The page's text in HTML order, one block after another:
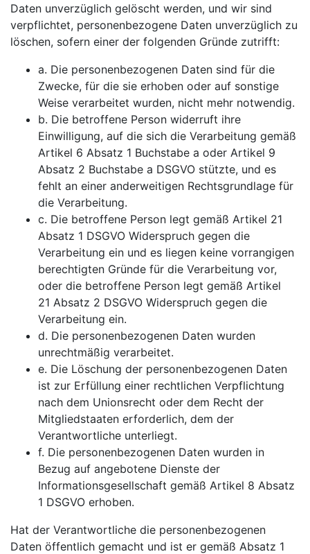
Daten unverzüglich gelöscht werden, und wir sind
verpflichtet, personenbezogene Daten unverzüglich zu
löschen, sofern einer der folgenden Gründe zutrifft:
a. Die personenbezogenen Daten sind für die
Zwecke, für die sie erhoben oder auf sonstige
Weise verarbeitet wurden, nicht mehr notwendig.
b. Die betroffene Person widerruft ihre
Einwilligung, auf die sich die Verarbeitung gemäß
Artikel 6 Absatz 1 Buchstabe a oder Artikel 9
Absatz 2 Buchstabe a DSGVO stützte, und es
fehlt an einer anderweitigen Rechtsgrundlage für
die Verarbeitung.
c. Die betroffene Person legt gemäß Artikel 21
Absatz 1 DSGVO Widerspruch gegen die
Verarbeitung ein und es liegen keine vorrangigen
berechtigten Gründe für die Verarbeitung vor,
oder die betroffene Person legt gemäß Artikel
21 Absatz 2 DSGVO Widerspruch gegen die
Verarbeitung ein.
d. Die personenbezogenen Daten wurden
unrechtmäßig verarbeitet.
e. Die Löschung der personenbezogenen Daten
ist zur Erfüllung einer rechtlichen Verpflichtung
nach dem Unionsrecht oder dem Recht der
Mitgliedstaaten erforderlich, dem der
Verantwortliche unterliegt.
f. Die personenbezogenen Daten wurden in
Bezug auf angebotene Dienste der
Informationsgesellschaft gemäß Artikel 8 Absatz
1 DSGVO erhoben.
Hat der Verantwortliche die personenbezogenen
Daten öffentlich gemacht und ist er gemäß Absatz 1